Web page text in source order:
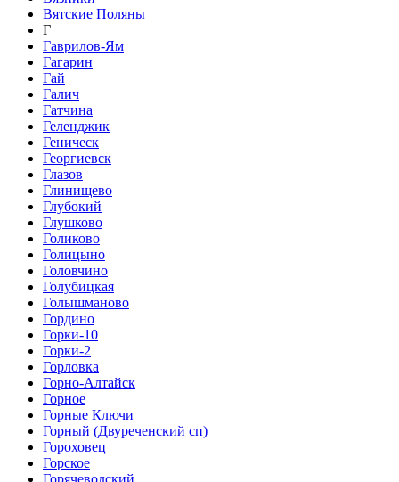
Вятские Поляны
Г
Гаврилов-Ям
Гагарин
Гай
Галич
Гатчина
Геленджик
Геническ
Георгиевск
Глазов
Глинищево
Глубокий
Глушково
Голиково
Голицыно
Головчино
Голубицкая
Голышманово
Гордино
Горки-10
Горки-2
Горловка
Горно-Алтайск
Горное
Горные Ключи
Горный (Двуреченский сп)
Гороховец
Горское
Горячеводский